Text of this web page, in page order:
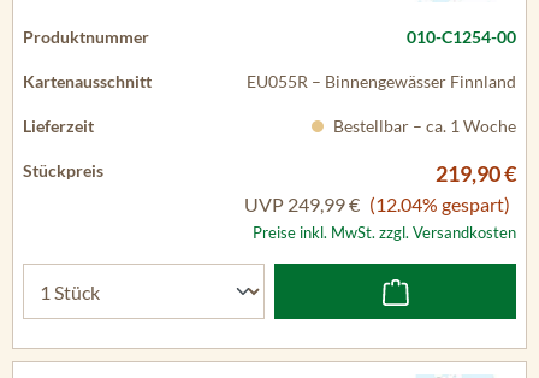
010-C1254-00
EU055R – Binnengewässer Finnland
Bestellbar – ca. 1 Woche
219,90 €
UVP 249,99 € (12.04% gespart)
Preise inkl. MwSt. zzgl. Versandkosten